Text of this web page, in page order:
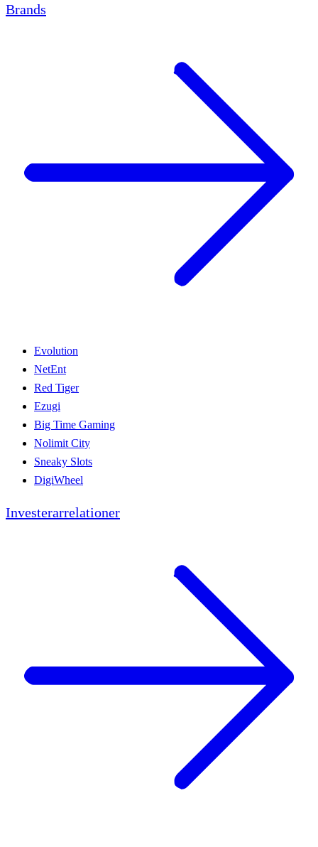
Brands
Evolution
NetEnt
Red Tiger
Ezugi
Big Time Gaming
Nolimit City
Sneaky Slots
DigiWheel
Investerarrelationer